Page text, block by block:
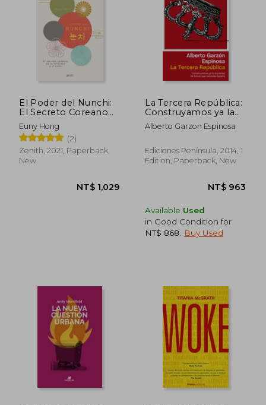
El Poder del Nunchi:
El Secreto Coreano
de la Felicidad y el
Éxito (in Spanish)
Euny Hong
(2)
Zenith, 2021, Paperback,
New
La Tercera República:
Construyamos ya la
Sociedad de Futuro
que Necesita España
Alberto Garzon Espinosa
Ediciones Península, 2014, 1
Edition, Paperback, New
Available Used
in Good Condition for
NT$ 868
Buy Used